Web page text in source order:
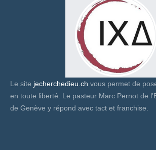
Le site jecherchedieu.ch vous permet de
en toute liberté. Le pasteur Marc Pernot de
de Genève y répond avec tact et franchise.